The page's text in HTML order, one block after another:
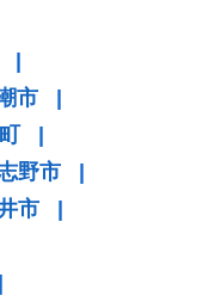
|
市
|
|
野市
|
市
|
|